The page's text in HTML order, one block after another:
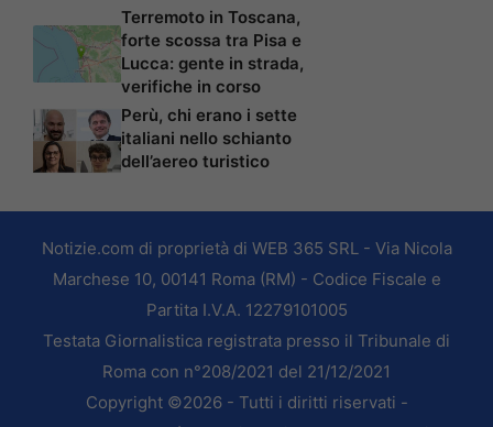
Terremoto in Toscana,
forte scossa tra Pisa e
Lucca: gente in strada,
verifiche in corso
Perù, chi erano i sette
italiani nello schianto
dell’aereo turistico
Notizie.com di proprietà di WEB 365 SRL - Via Nicola
Marchese 10, 00141 Roma (RM) - Codice Fiscale e
Partita I.V.A. 12279101005
Testata Giornalistica registrata presso il Tribunale di
Roma con n°208/2021 del 21/12/2021
Copyright ©2026 - Tutti i diritti riservati -